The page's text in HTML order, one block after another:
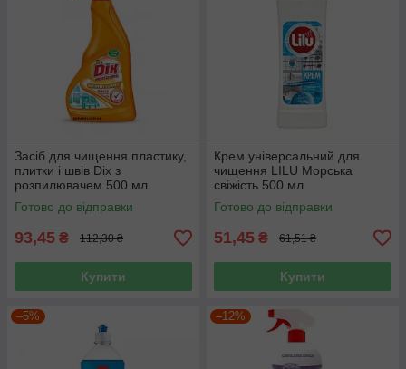
Засіб для чищення пластику,
плитки і швів Dix з
розпилювачем 500 мл
Готово до відправки
93,45 ₴ 112,30 ₴
Купити
Крем універсальний для
чищення LILU Морська
свіжість 500 мл
Готово до відправки
51,45 ₴ 61,51 ₴
Купити
–5% –12%